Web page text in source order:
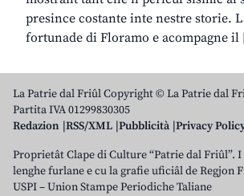
presince costante inte nestre storie.
fortunade di Floramo e acompagne
La Patrie dal Friûl Copyright © La Patrie dal
Partita IVA 01299830305
Redazion RSS/XML Pubblicità Privacy
Proprietât Clape di Culture “Patrie dal Friûl”.
lenghe furlane e cu la grafie uficiâl de Regjon
USPI – Union Stampe Periodiche Taliane